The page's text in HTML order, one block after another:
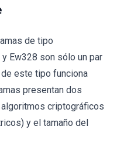
de tipo
Ew328 son sólo un par
este tipo funciona
presentan dos
criptográficos
y el tamaño del